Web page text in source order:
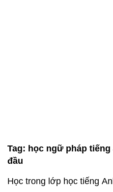
Tag: học ngữ pháp
đầu
Học trong lớp học tiếng